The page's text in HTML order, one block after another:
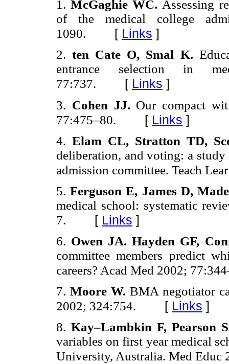
1. McGaghie WC. Assessing
of the medical college
1090. [ Links ]
2. ten Cate O, Smal K.
entrance selection in
77:737. [ Links ]
3. Cohen JJ. Our compact
77:475–80. [ Links ]
4.Elam CL, Stratton TD,
deliberation, and voting: a
admission committee. Teach
5. Ferguson E, James D,
medical school: systematic
7. [ Links ]
6. Owen JA. Hayden GF,
committee members predict
careers? Acad Med 2002;
7. Moore W.BMA negotiator
2002; 324:754. [ Links ]
8. Kay–Lambkin F, Pearson
variables on first year medical
University, Australia. Med Educ